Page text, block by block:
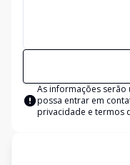
As informações serão
possa entrar em
privacidade e termos